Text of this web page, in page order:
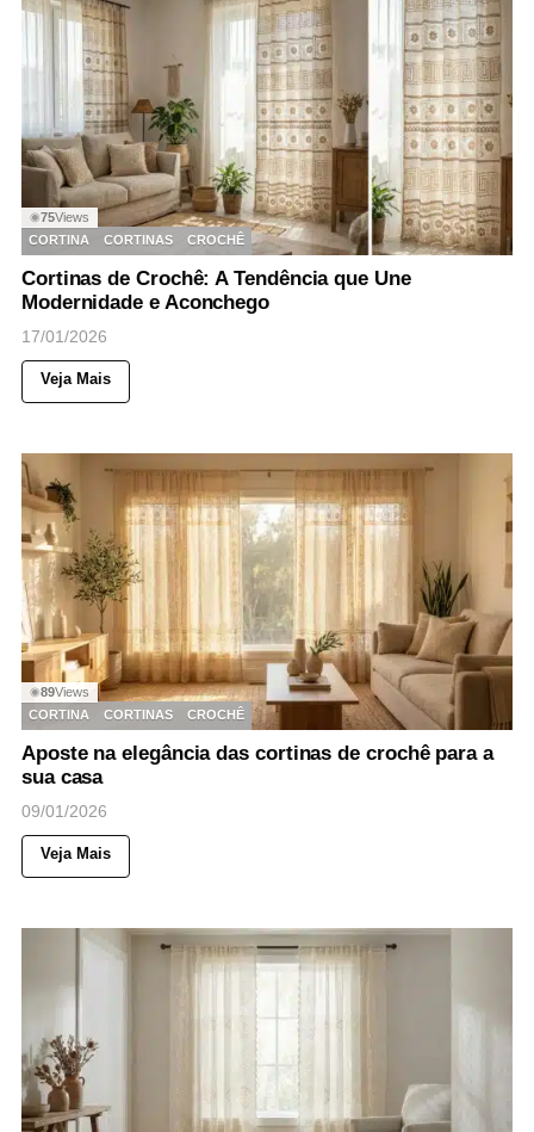
◉75Views
CORTINA
CORTINAS CROCHÊ
Cortinas de Crochê: A Tendência que Une
Modernidade e Aconchego
17/01/2026
Veja Mais
◉89Views
CORTINA
CORTINAS CROCHÊ
Aposte na elegância das cortinas de crochê para a
sua casa
09/01/2026
Veja Mais